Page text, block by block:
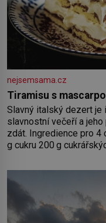
nejsemsama.cz
Tiramisu s
Slavný italský dezert je
slavnostní večeří a
zdát. Ingredience pro 4 osoby: 250 g
g cukru 200 g cukrářských piškotů 250 ml silné kávy 2 lžíce
bílků. Žloutky
do nich vmíchejte